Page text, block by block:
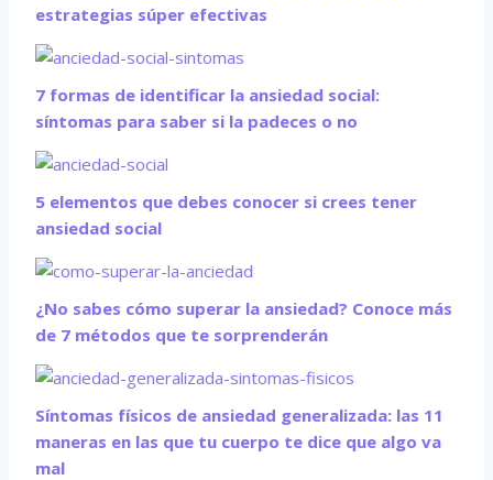
estrategias súper efectivas
7 formas de identificar la ansiedad social:
síntomas para saber si la padeces o no
5 elementos que debes conocer si crees tener
ansiedad social
¿No sabes cómo superar la ansiedad? Conoce más
de 7 métodos que te sorprenderán
Síntomas físicos de ansiedad generalizada: las 11
maneras en las que tu cuerpo te dice que algo va
mal